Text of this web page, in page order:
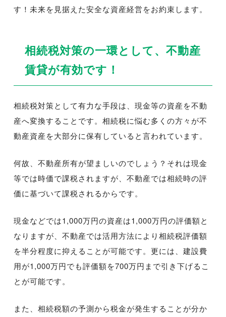
す！未来を見据えた安全な資産経営をお約束します。
相続税対策の一環として、不動産
賃貸が有効です！
相続税対策として有力な手段は、現金等の資産を不動
産へ変換することです。相続税に悩む多くの方々が不
動産資産を大部分に保有していると言われています。
何故、不動産所有が望ましいのでしょう？それは現金
等では時価で課税されますが、不動産では相続時の評
価に基づいて課税されるからです。
現金などでは1,000万円の資産は1,000万円の評価額と
なりますが、不動産では活用方法により相続税評価額
を半分程度に抑えることが可能です。更には、建設費
用が1,000万円でも評価額を700万円まで引き下げるこ
とが可能です。
また、相続税額の予測から税金が発生することが分か